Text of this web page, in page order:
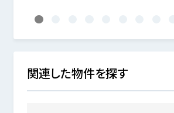
1
関連した物件を探す